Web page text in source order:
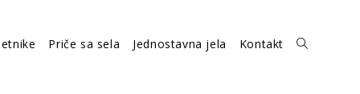
Priče sa sela Jednostavna jela Kontakt Toggle